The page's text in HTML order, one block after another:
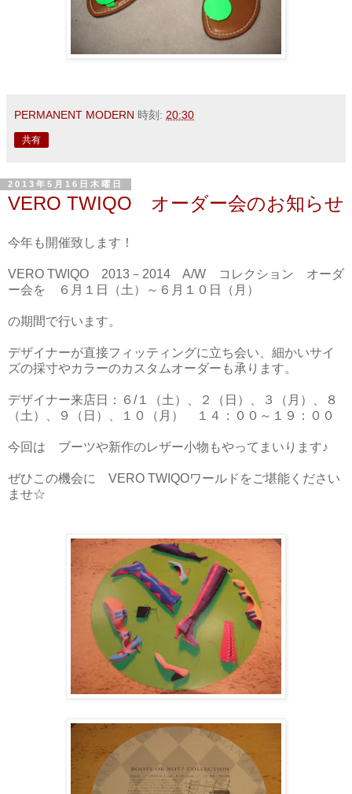
PERMANENT MODERN 時刻: 20:30
共有
2013年5月16日木曜日
VERO TWIQO オーダー会のお知らせ
今年も開催致します！
VERO TWIQO 2013－2014 A/W コレクション オーダ
ー会を ６月１日（土）～６月１０日（月）
の期間で行います。
デザイナーが直接フィッティングに立ち会い、細かいサイ
ズの採寸やカラーのカスタムオーダーも承ります。
デザイナー来店日：６/１（土）、２（日）、３（月）、８
（土）、９（日）、１０（月） １４：００～１９：００
今回は ブーツや新作のレザー小物もやってまいります♪
ぜひこの機会に VERO TWIQOワールドをご堪能ください
ませ☆